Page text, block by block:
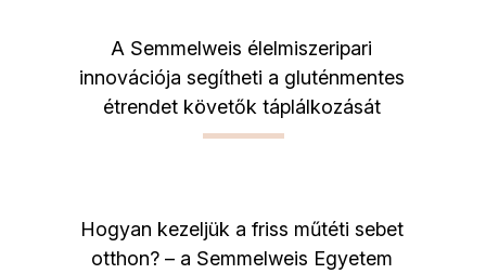
A Semmelweis élelmiszeripari
innovációja segítheti a gluténmentes
étrendet követők táplálkozását
Hogyan kezeljük a friss műtéti sebet
otthon? – a Semmelweis Egyetem